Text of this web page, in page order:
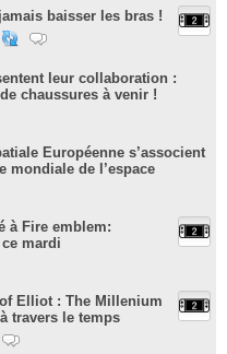
baisser les bras !
leur collaboration :
chaussures à venir !
Européenne s’associent
mondiale de l’espace
à Fire emblem:
mardi
Elliot : The Millenium
travers le temps